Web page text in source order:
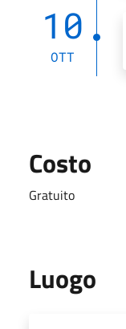
10
OTT
Costo
Gratuito
Luogo